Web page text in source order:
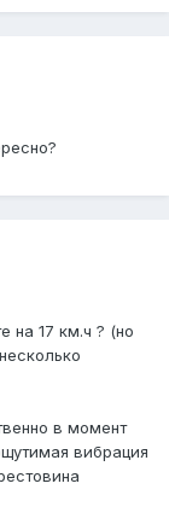
на 17 км.ч ? (но
в момент
вибрация